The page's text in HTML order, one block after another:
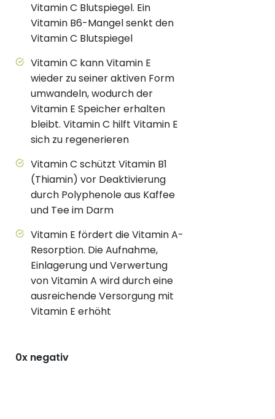
Vitamin C Blutspiegel. Ein
Vitamin B6-Mangel senkt den
Vitamin C Blutspiegel
Vitamin C kann Vitamin E
wieder zu seiner aktiven Form
umwandeln, wodurch der
Vitamin E Speicher erhalten
bleibt. Vitamin C hilft Vitamin E
sich zu regenerieren
Vitamin C schützt Vitamin B1
(Thiamin) vor Deaktivierung
durch Polyphenole aus Kaffee
und Tee im Darm
Vitamin E fördert die Vitamin A-
Resorption. Die Aufnahme,
Einlagerung und Verwertung
von Vitamin A wird durch eine
ausreichende Versorgung mit
Vitamin E erhöht
0x negativ